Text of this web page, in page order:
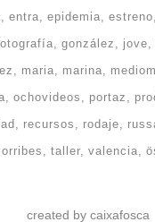
entra epidemia estreno
gonzález jove
maria marina
ochovideos portaz
recursos rodaje
taller valencia
created by caixafosca